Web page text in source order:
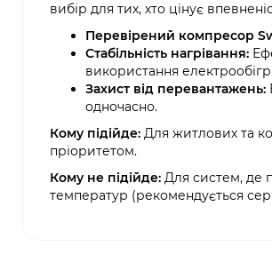
вибір для тих, хто цінує
Перевірений компресор
Стабільність нагрівання:
використання
Захист від перевантажень:
одночасно.
Кому підійде: Для житлових та
пріоритетом.
Кому не підійде: Для систем, де
температур (рекомендується